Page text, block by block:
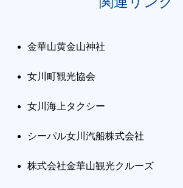
金華山黄金山神社
女川町観光協会
女川海上タクシー
シーパル女川汽船株式会社
株式会社金華山観光クルーズ